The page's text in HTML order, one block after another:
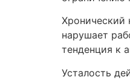
Хронический
нарушает
тенденция к
Усталость